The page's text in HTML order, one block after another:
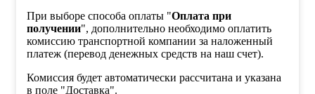
При выборе способа оплаты "Оплата при
получении", дополнительно необходимо оплатить
комиссию транспортной компании за наложенный
платеж (перевод денежных средств на наш счет).
Комиссия будет автоматически рассчитана и указана
в поле "Доставка".